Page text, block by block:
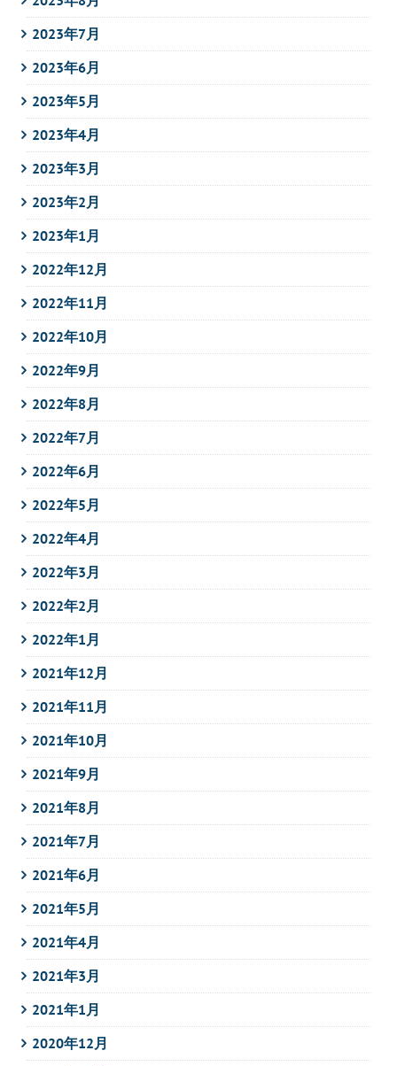
2023年7月
2023年6月
2023年5月
2023年4月
2023年3月
2023年2月
2023年1月
2022年12月
2022年11月
2022年10月
2022年9月
2022年8月
2022年7月
2022年6月
2022年5月
2022年4月
2022年3月
2022年2月
2022年1月
2021年12月
2021年11月
2021年10月
2021年9月
2021年8月
2021年7月
2021年6月
2021年5月
2021年4月
2021年3月
2021年1月
2020年12月